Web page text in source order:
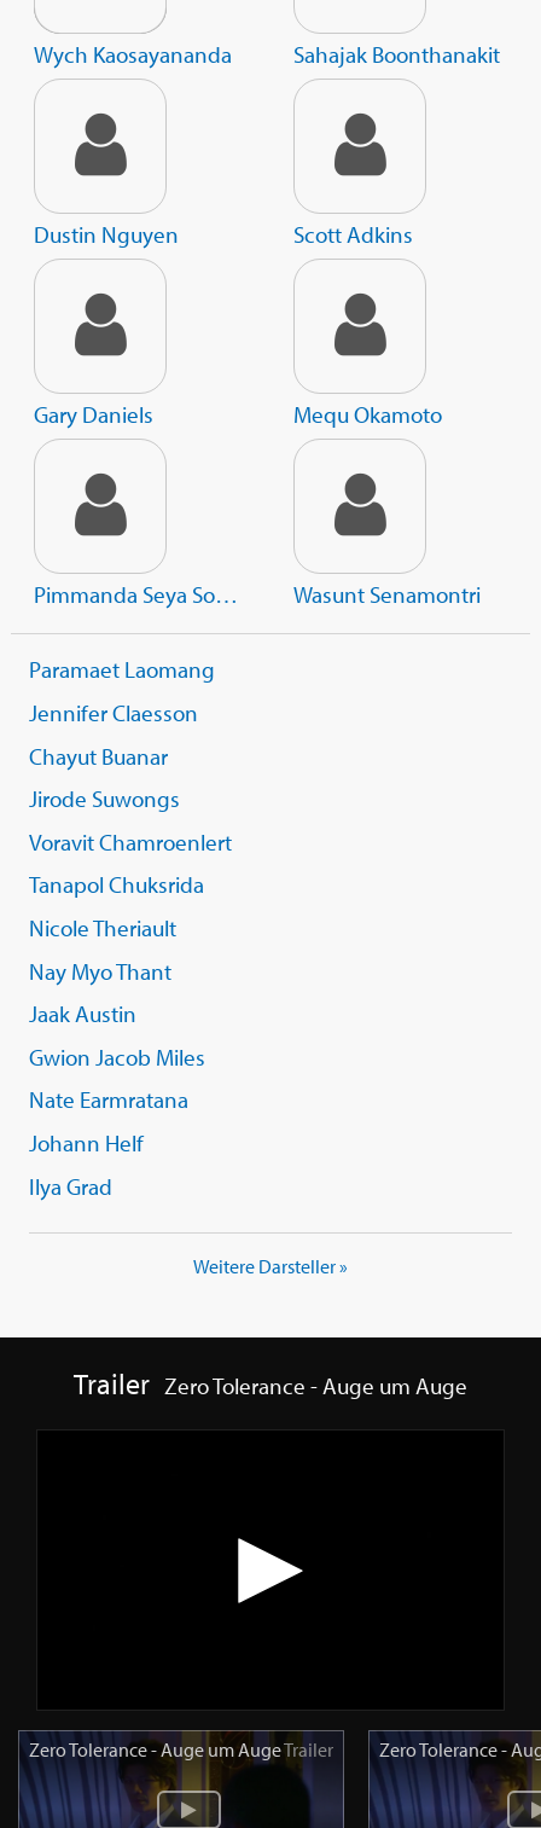
Wych Kaosayananda Sahajak Boonthanakit
Dustin Nguyen Scott Adkins
Gary Daniels Mequ Okamoto
Pimmanda Seya Sonthisiri Wasunt Senamontri
Paramaet Laomang
Jennifer Claesson
Chayut Buanar
Jirode Suwongs
Voravit Chamroenlert
Tanapol Chuksrida
Nicole Theriault
Nay Myo Thant
Jaak Austin
Gwion Jacob Miles
Nate Earmratana
Johann Helf
Ilya Grad
Weitere Darsteller »
Trailer Zero Tolerance - Auge um Auge
Zero Tolerance - Auge um AugeTrailer Zero Tolerance -